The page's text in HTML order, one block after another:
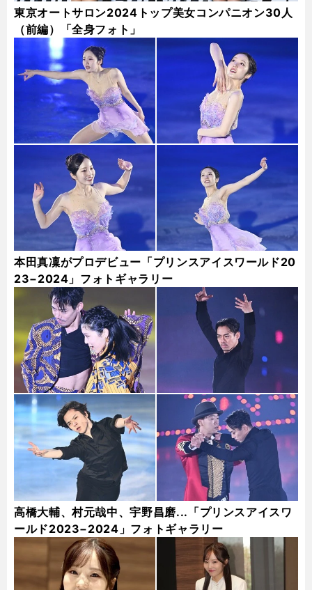
東京オートサロン2024トップ美女コンパニオン30人
（前編）「全身フォト」
本田真凜がプロデビュー「プリンスアイスワールド20
23−2024」フォトギャラリー
高橋大輔、村元哉中、宇野昌磨...「プリンスアイスワ
ールド2023−2024」フォトギャラリー